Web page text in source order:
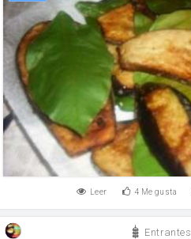
Leer 4 Me gusta
Entrantes